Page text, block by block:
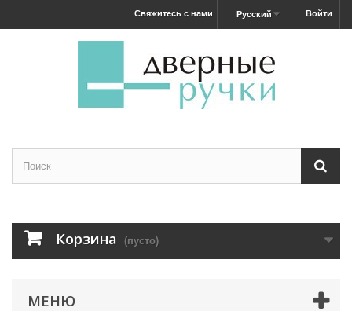
Войти
Русский
Свяжитесь с нами
Корзина (пусто)
МЕНЮ